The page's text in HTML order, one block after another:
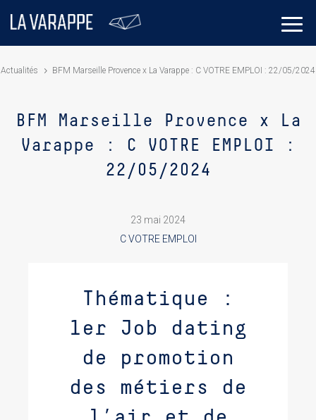
Actualités BFM Marseille Provence x La Varappe : C VOTRE EMPLOI : 22/05/2024
BFM Marseille Provence x La
Varappe : C VOTRE EMPLOI :
22/05/2024
23 mai 2024
C VOTRE EMPLOI
Thématique :
1er Job dating
de promotion
des métiers de